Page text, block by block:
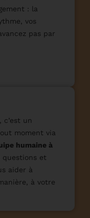
: la
vos
pas par
c’est un
moment via
humaine à
questions et
aider à
à votre